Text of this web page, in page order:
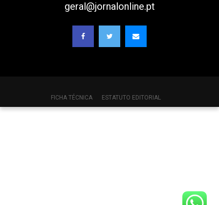
geral@jornalonline.pt
FICHA TÉCNICA ESTATUTO EDITORIAL